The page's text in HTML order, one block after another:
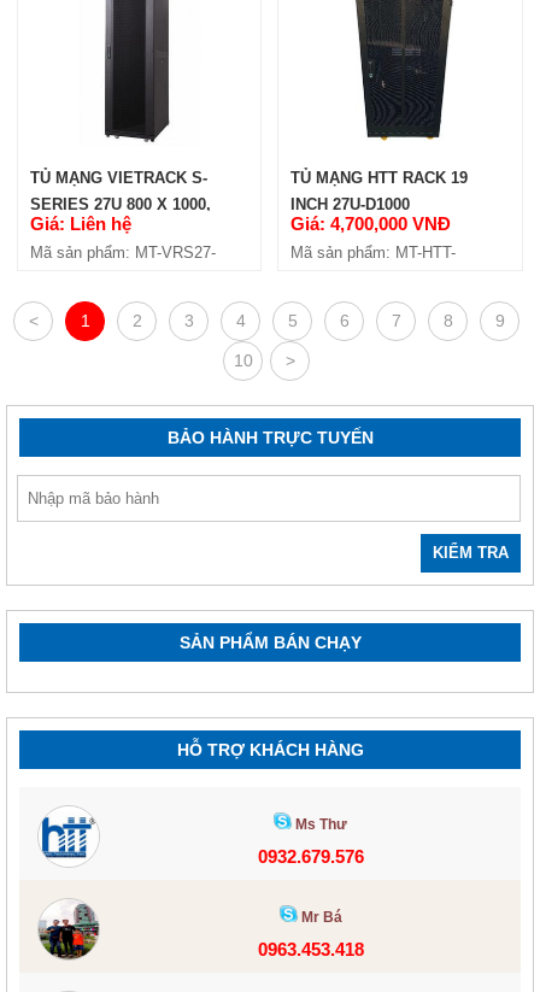
TỦ MẠNG VIETRACK S-
SERIES 27U 800 X 1000,
BLACK (VRS27-8100)
Giá: Liên hệ
Mã sản phẩm: MT-VRS27-
TỦ MẠNG HTT RACK 19
INCH 27U-D1000
Giá: 4,700,000 VNĐ
Mã sản phẩm: MT-HTT-
< 1 2 3 4 5 6 7 8 9
10 >
BẢO HÀNH TRỰC TUYẾN
KIỂM TRA
SẢN PHẨM BÁN CHẠY
HỖ TRỢ KHÁCH HÀNG
Ms Thư
0932.679.576
Mr Bá
0963.453.418